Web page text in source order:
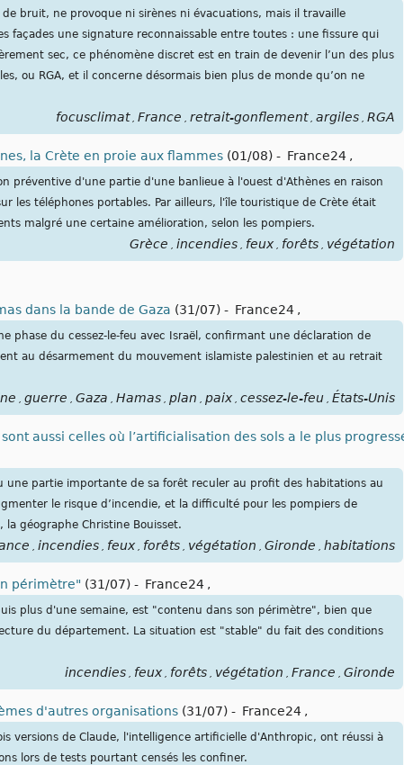
bruit, ne provoque ni sirènes ni évacuations, mais il travaille
façades une signature reconnaissable entre toutes : une fissure qui
sec, ce phénomène discret est en train de devenir l’un des plus
ou RGA, et il concerne désormais bien plus de monde qu’on ne
focusclimat France retrait-gonflement argiles RGA
la Crète en proie aux flammes (01/08) - France24 ,
préventive d'une partie d'une banlieue à l'ouest d'Athènes en raison
les téléphones portables. Par ailleurs, l'île touristique de Crète était
malgré une certaine amélioration, selon les pompiers.
Grèce incendies feux forêts végétation
dans la bande de Gaza (31/07) - France24 ,
phase du cessez-le-feu avec Israël, confirmant une déclaration de
au désarmement du mouvement islamiste palestinien et au retrait
guerre Gaza Hamas plan paix cessez-le-feu États-Unis
aussi celles où l’artificialisation des sols a le plus
une partie importante de sa forêt reculer au profit des habitations au
le risque d’incendie, et la difficulté pour les pompiers de
géographe Christine Bouisset.
incendies feux forêts végétation Gironde habitations
périmètre" (31/07) - France24 ,
plus d'une semaine, est "contenu dans son périmètre", bien que
du département. La situation est "stable" du fait des conditions
incendies feux forêts végétation France Gironde
d'autres organisations (31/07) - France24 ,
versions de Claude, l'intelligence artificielle d'Anthropic, ont réussi à
lors de tests pourtant censés les confiner.